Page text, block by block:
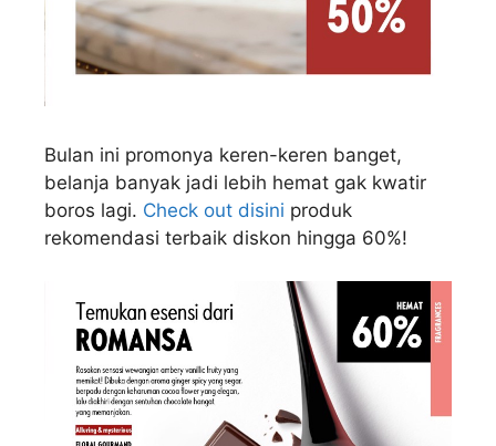
Bulan ini promonya keren-keren banget,
belanja banyak jadi lebih hemat gak kwatir
boros lagi. Check out disini produk
rekomendasi terbaik diskon hingga 60%!